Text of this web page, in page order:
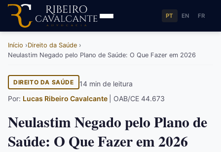
PT EN FR
Início
Direito da Saúde
Neulastim Negado pelo Plano de Saúde: O Que Fazer em 2026
DIREITO DA SAÚDE
14 min de leitura
Por: Lucas Ribeiro Cavalcante | OAB/CE 44.673
Neulastim Negado pelo Plano de
Saúde: O Que Fazer em 2026